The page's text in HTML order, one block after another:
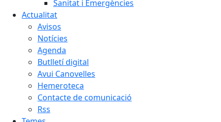
Sanitat i Emergències
Actualitat
Avisos
Notícies
Agenda
Butlletí digital
Avui Canovelles
Hemeroteca
Contacte de comunicació
Rss